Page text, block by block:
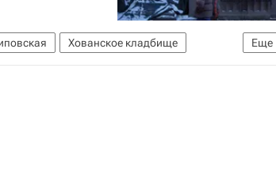
Еще
Хованское кладбище